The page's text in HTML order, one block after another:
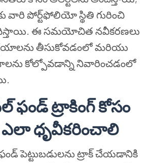
వారి పోర్ట్‌ఫోలియో స్థితి గురించి
ఈ సమయోచిత నవీకరణలు
తీసుకోవడంలో మరియు
కోల్పోవడాన్ని నివారించడంలో
ఫండ్ ట్రాకింగ్ కోసం
ఎలా ధృవీకరించాలి
పెట్టుబడులను ట్రాక్ చేయడానికి